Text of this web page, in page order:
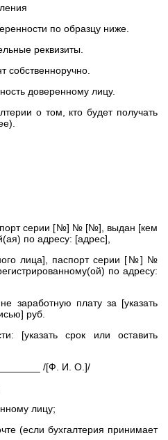
по образцу ниже.
реквизиты.
доверенному лицу.
о том, кто будет получать
серии [№] № [№], выдан [кем
по адресу: [адрес],
лица], паспорт серии [№] №
по адресу:
заработную плату за [указать
руб.
[указать срок или оставить
/[Ф. И. О.]/
лицу;
бухгалтерия принимает